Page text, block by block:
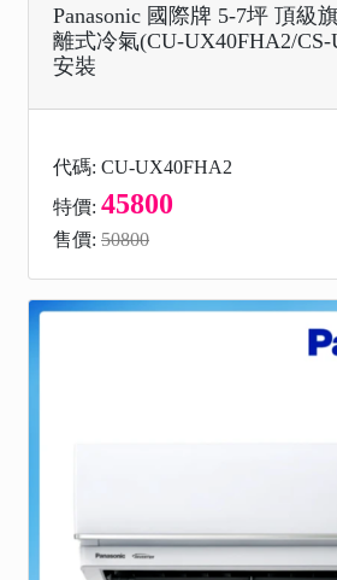
Panasonic 國際牌 5-7坪 頂級
離式冷氣(CU-UX40FHA2/
安裝
代碼: CU-UX40FHA2
特價: 45800
售價: 50800